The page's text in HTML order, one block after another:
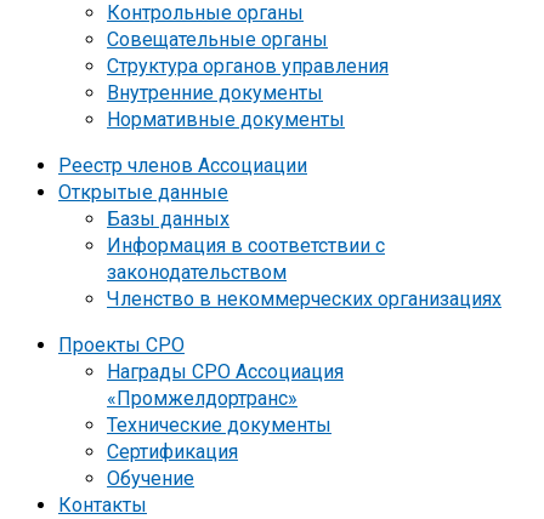
Контрольные органы
Совещательные органы
Структура органов управления
Внутренние документы
Нормативные документы
Реестр членов Ассоциации
Открытые данные
Базы данных
Информация в соответствии с
законодательством
Членство в некоммерческих организациях
Проекты СРО
Награды СРО Ассоциация
«Промжелдортранс»
Технические документы
Сертификация
Обучение
Контакты